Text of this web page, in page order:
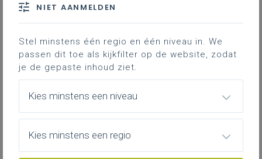
Basisinformatie
Basisinformatie over het leerplan
Inspirerend materiaal
Didactische tips, ondersteunende documenten,
duiding bij leerinhouden...
NIET AANMELDEN
Stel minstens één regio en één niveau in. We
passen dit toe als kijkfilter op de website, zodat
je de gepaste inhoud ziet.
Kies minstens een niveau
Kies minstens een regio